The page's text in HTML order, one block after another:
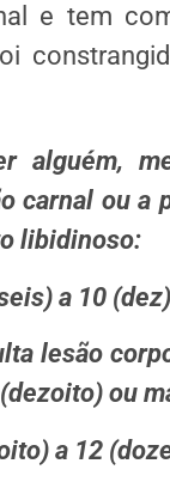
e tem
alguém,
carnal ou
libidinoso:
a 10
lesão
ou
(oito) a 12